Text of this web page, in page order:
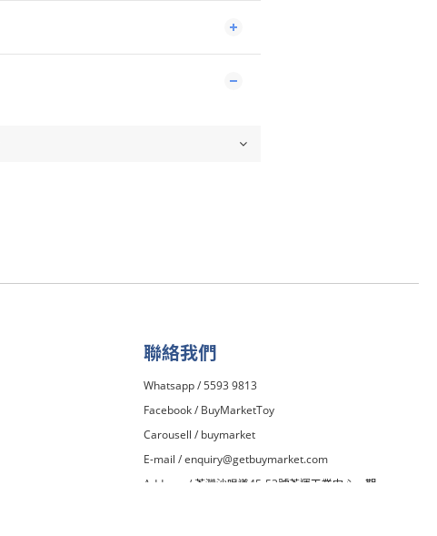
聯絡我們
Whatsapp / 5593 9813
Facebook / BuyMarketToy
Carousell / buymarket
E-mail /enquiry@getbuymarket.com
Address / 荃灣沙咀道45-53號荃運工業中心一期